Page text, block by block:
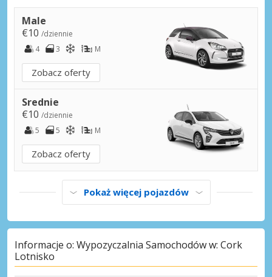
Male
€10 /dziennie
4
3 M
Zobacz oferty
Srednie
€10 /dziennie
5
5 M
Zobacz oferty
Pokaż więcej pojazdów
Informacje o: Wypozyczalnia Samochodów w: Cork
Lotnisko